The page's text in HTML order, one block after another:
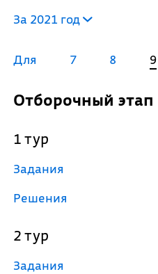
За 2021 год
Для 7 8 9
Отборочный этап
1 тур
Задания
Решения
2 тур
Задания